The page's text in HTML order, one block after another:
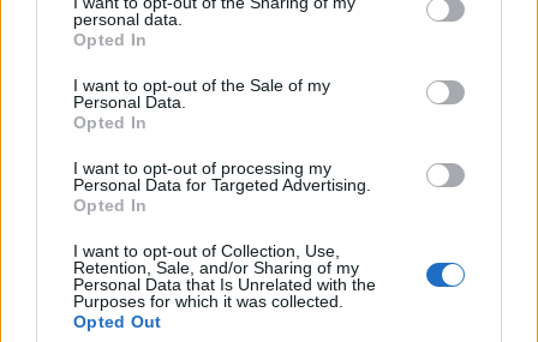
personal data.
Opted In
I want to opt-out of the Sale of my
Personal Data.
Opted In
I want to opt-out of processing my
Personal Data for Targeted Advertising.
Opted In
I want to opt-out of Collection, Use,
Retention, Sale, and/or Sharing of my
Personal Data that Is Unrelated with the
Purposes for which it was collected.
Opted Out
igazgatóságának tagja. Ezt követően több nemzetközi
projektben vett részt, majd elnöki tanácsadóként
csatlakozott az OTP Garancia Biztosítóhoz. A szakember...
KEDVES OLVASÓNK!
A keresett cikk a portfolio.hu hírarchívumához
regisztrációhoz kötött.
Az előfizetés a következőket tartalmazza:
Portfolio.hu teljes cikkarchívum